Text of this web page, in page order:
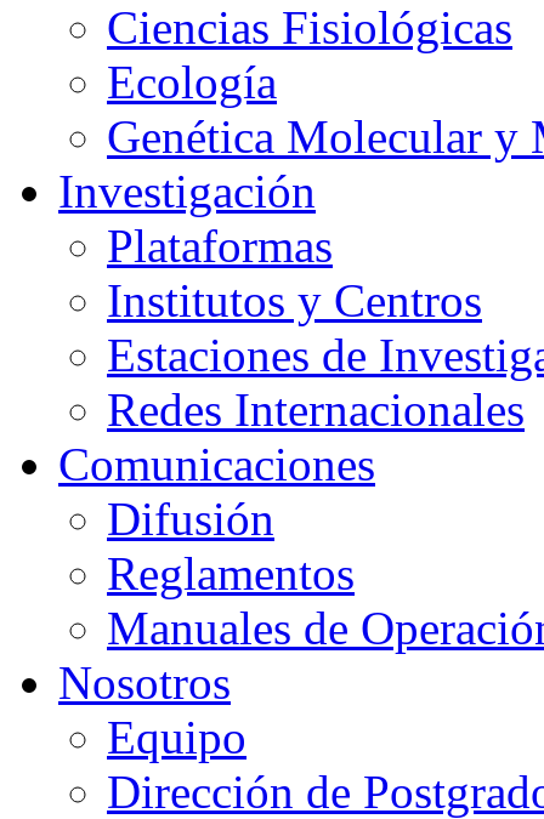
Ciencias Fisiológicas
Ecología
Genética Molecular
Investigación
Plataformas
Institutos y Centros
Estaciones de
Redes Internacionales
Comunicaciones
Difusión
Reglamentos
Manuales de
Nosotros
Equipo
Dirección de